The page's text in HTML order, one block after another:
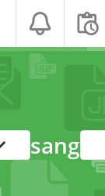
sang